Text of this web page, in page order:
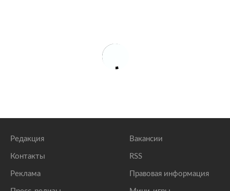
Редакция
Контакты
Реклама
Вакансии
RSS
Правовая информация